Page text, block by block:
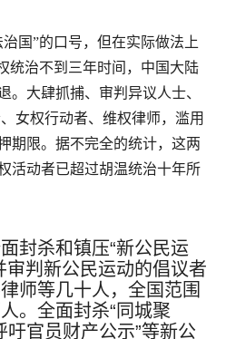
国”的口号，但在实际做法上
统治不到三年时间，中国大陆
。大肆抓捕、审判异议人士、
女权行动者、维权律师，滥用
期限。据不完全的统计，这两
活动者已超过胡温统治十年所
封杀和镇压“新公民运
审判新公民运动的倡议者
师等几十人，全国范围
。全面封杀“同城聚
吁官员财产公示”等新公